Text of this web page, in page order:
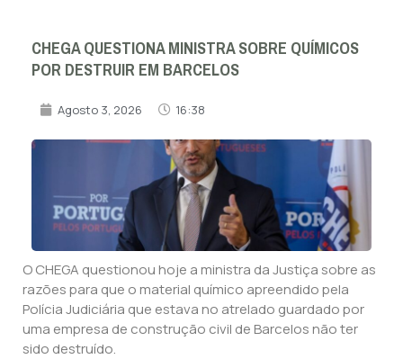
CHEGA QUESTIONA MINISTRA SOBRE QUÍMICOS
POR DESTRUIR EM BARCELOS
Agosto 3, 2026 16:38
O CHEGA questionou hoje a ministra da Justiça sobre as
razões para que o material químico apreendido pela
Polícia Judiciária que estava no atrelado guardado por
uma empresa de construção civil de Barcelos não ter
sido destruído.